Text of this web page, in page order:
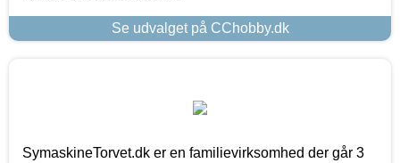
Se udvalget på CChobby.dk
SymaskineTorvet.dk er en familievirksomhed der går 3